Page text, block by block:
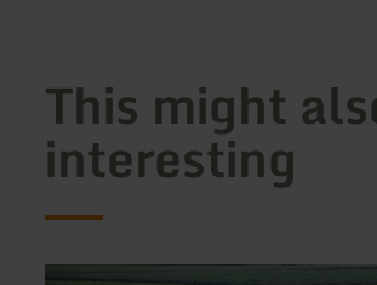
This might
interesting